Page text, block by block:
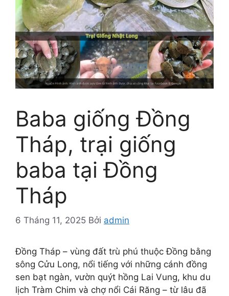
Baba giống Đồng
Tháp, trại giống
baba tại Đồng
Tháp
6 Tháng 11, 2025 Bởi admin
Đồng Tháp – vùng đất trù phú thuộc Đồng bằng
sông Cửu Long, nổi tiếng với những cánh đồng
sen bạt ngàn, vườn quýt hồng Lai Vung, khu du
lịch Tràm Chim và chợ nổi Cái Răng – từ lâu đã